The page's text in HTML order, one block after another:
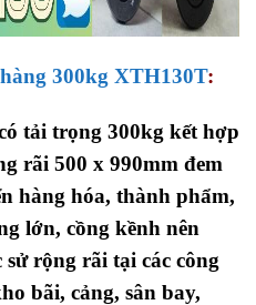
300kg XTH130T:
tải trọng 300kg kết hợp
rãi 500 x 990mm đem
hàng hóa, thành phẩm,
lớn, cồng kềnh nên
rộng rãi tại các công
bãi, cảng, sân bay,